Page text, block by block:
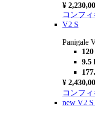
¥
コンフ
V2 S
Panigale
9.5
¥
コンフ
new V2 S